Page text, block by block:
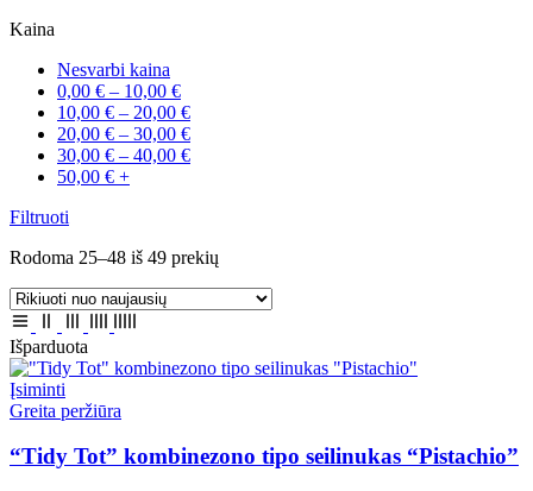
Kaina
Nesvarbi kaina
0,00 € – 10,00 €
10,00 € – 20,00 €
20,00 € – 30,00 €
30,00 € – 40,00 €
50,00 € +
Filtruoti
Rodoma 25–48 iš 49 prekių
Išparduota
Įsiminti
Greita peržiūra
“Tidy Tot” kombinezono tipo seilinukas “Pistachio”